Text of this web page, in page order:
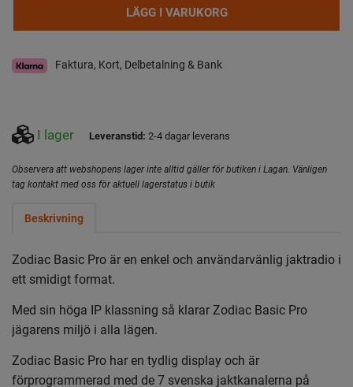
LÄGG I VARUKORG
Faktura, Kort, Delbetalning & Bank
I lager Leveranstid: 2-4 dagar leverans
Observera att webshopens lager inte alltid gäller för butiken i Lagan. Vänligen
tag kontakt med oss för aktuell lagerstatus i butik
Beskrivning
Zodiac Basic Pro är en enkel och användarvänlig jaktradio i
ett smidigt format.
Med sin höga IP klassning så klarar Zodiac Basic Pro
jägarens miljö i alla lägen.
Zodiac Basic Pro har en tydlig display och är
förprogrammerad med de 7 svenska jaktkanalerna på